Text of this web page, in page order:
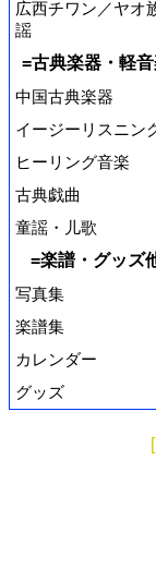
広西チワン／ヤオ
謡
=古典楽器・軽
中国古典楽器
イージーリスニン
ヒーリング音楽
古典戯曲
童謡・儿歌
=楽譜・グッズ
写真集
楽譜集
カレンダー
グッズ
[